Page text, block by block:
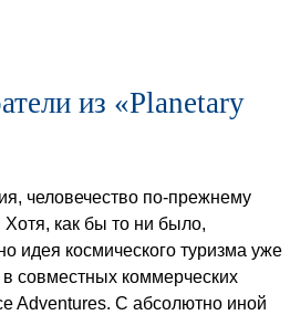
из «Planetary
человечество по-прежнему
Хотя, как бы то ни было,
идея космического туризма уже
совместных коммерческих
Adventures. С абсолютно иной